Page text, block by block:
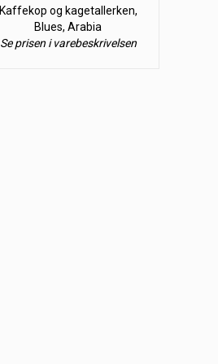
Kaffekop og kagetallerken,
Blues, Arabia
Se prisen i varebeskrivelsen